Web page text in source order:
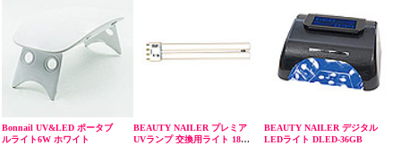
Bonnail UV&LED ポータブ
ルライト6W ホワイト
BEAUTY NAILER プレミア
UVランプ 交換用ライト 18W
BEAUTY NAILER デジタル
LEDライト DLED-36GB